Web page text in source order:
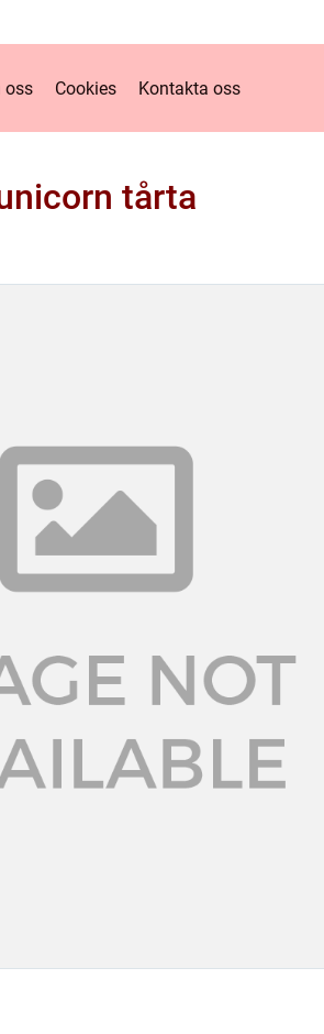
oss Cookies Kontakta oss
tårta